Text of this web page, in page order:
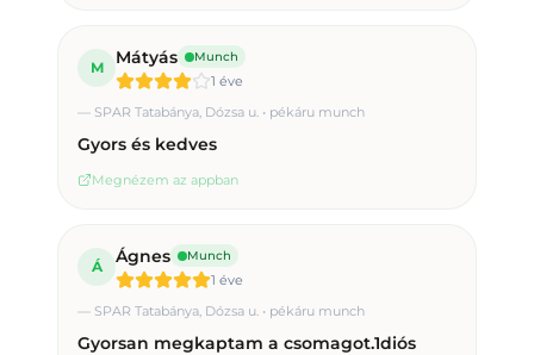
M Mátyás Munch
1 éve
— SPAR Tatabánya, Dózsa u. • pékáru munch
Gyors és kedves
Megnézem az appban
Á Ágnes Munch
1 éve
— SPAR Tatabánya, Dózsa u. • pékáru munch
Gyorsan megkaptam a csomagot.1diós